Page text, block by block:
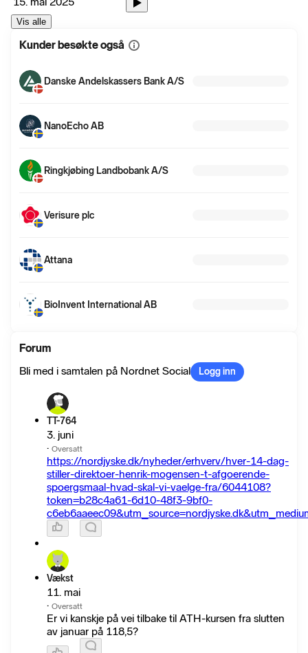
Vis alle
Kunder besøkte også Vis
Danske Andelskassers Bank A/S
NanoEcho AB
Ringkjøbing Landbobank A/S
Verisure plc
Attana
BioInvent International AB
Forum
Bli med i samtalen på Nordnet Social
Logg inn
TT-764
3. juni
· Oversatt
https://nordjyske.dk/nyheder/erhverv/hver-14-dag-
stiller-direktoer-henrik-mogensen-t-afgoerende-
spoergsmaal-hvad-skal-vi-vaelge-fra/6044108?
token=b28c4a61-6d10-48f3-9bf0-
Vækst
11. mai
· Oversatt
Er vi kanskje på vei tilbake til ATH-kursen fra slutten
av januar på 118,5?